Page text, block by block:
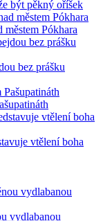
být pěkný oříšek
Pókhara
bez prášku
vtělení boha
vydlabanou